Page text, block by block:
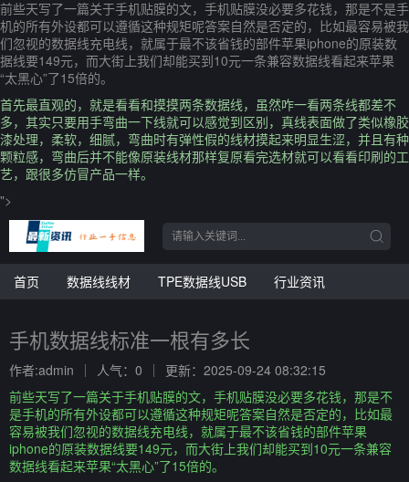
前些天写了一篇关于手机贴膜的文，手机贴膜没必要多花钱，那是不是手
机的所有外设都可以遵循这种规矩呢答案自然是否定的，比如最容易被我
们忽视的数据线充电线，就属于最不该省钱的部件苹果iphone的原装数
据线要149元，而大街上我们却能买到10元一条兼容数据线看起来苹果
“太黑心”了15倍的。
首先最直观的，就是看看和摸摸两条数据线，虽然咋一看两条线都差不
多，其实只要用手弯曲一下线就可以感觉到区别，真线表面做了类似橡胶
漆处理，柔软，细腻，弯曲时有弹性假的线材摸起来明显生涩，并且有种
颗粒感，弯曲后并不能像原装线材那样复原看完选材就可以看看印刷的工
艺，跟很多仿冒产品一样。
">
首页 数据线线材 TPE数据线USB 行业资讯
手机数据线标准一根有多长
作者:admin 人气：0
更新：2025-09-24 08:32:15
前些天写了一篇关于手机贴膜的文，手机贴膜没必要多花钱，那是不
是手机的所有外设都可以遵循这种规矩呢答案自然是否定的，比如最
容易被我们忽视的数据线充电线，就属于最不该省钱的部件苹果
iphone的原装数据线要149元，而大街上我们却能买到10元一条兼容
数据线看起来苹果“太黑心”了15倍的。